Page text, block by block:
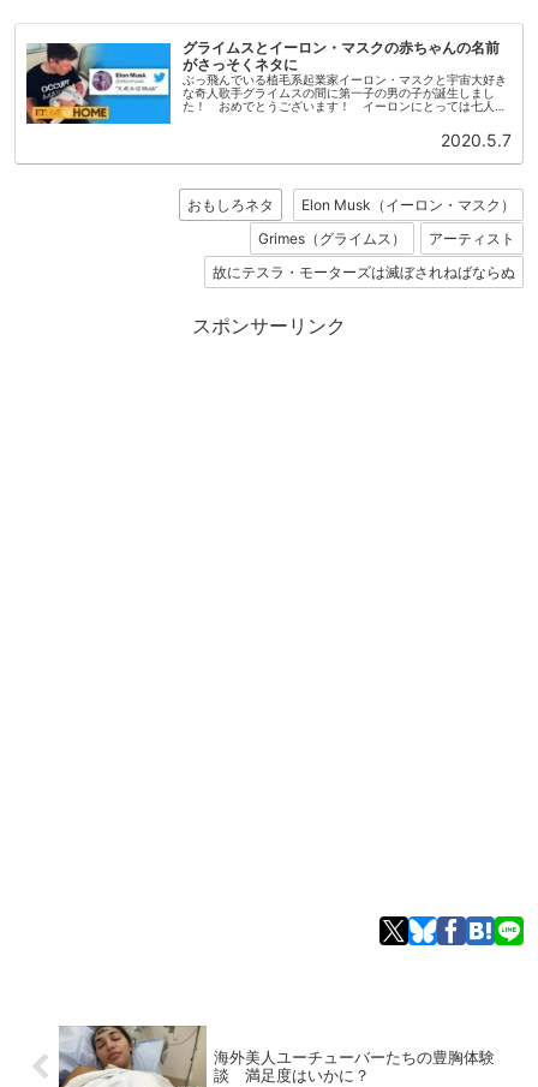
グライムスとイーロン・マスクの赤ちゃんの名前
がさっそくネタに
ぶっ飛んでいる植毛系起業家イーロン・マスクと宇宙大好き
な奇人歌手グライムスの間に第一子の男の子が誕生しまし
た！ おめでとうございます！ イーロンにとっては七人
2020.5.7
おもしろネタ
Elon Musk（イーロン・マスク）
Grimes（グライムス）
アーティスト
故にテスラ・モーターズは滅ぼされねばならぬ
スポンサーリンク
海外美人ユーチューバーたちの豊胸体験
談 満足度はいかに？